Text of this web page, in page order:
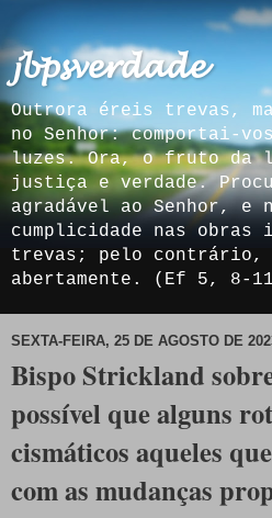
𝓳𝓫𝓹𝓼𝓿𝓮𝓻𝓭𝓪𝓭𝓮
Outrora éreis trevas,
no Senhor: comportai-
luzes. Ora, o fruto da
justiça e verdade.
agradável ao Senhor, e
cumplicidade nas
trevas; pelo contrário,
abertamente. (Ef 5, 8-
SEXTA-FEIRA, 25 DE AGOSTO DE
Bispo Strickland
possível que alguns
cismáticos aqueles
com as mudanças